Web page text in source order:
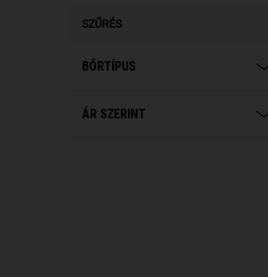
SZŰRÉS
BŐRTÍPUS
ÁR SZERINT